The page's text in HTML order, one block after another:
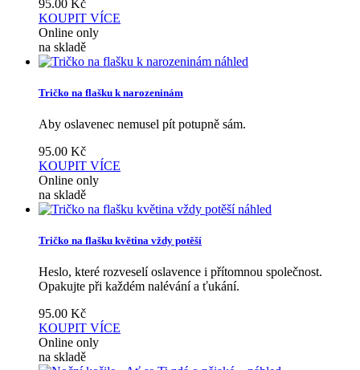
95.00 Kč
KOUPIT VÍCE
Online only
na skladě
náhled
Tričko na flašku k narozeninám
Aby oslavenec nemusel pít potupně sám.
95.00 Kč
KOUPIT VÍCE
Online only
na skladě
náhled
Tričko na flašku květina vždy potěší
Heslo, které rozveselí oslavence i přítomnou společnost.
Opakujte při každém nalévání a ťukání.
95.00 Kč
KOUPIT VÍCE
Online only
na skladě